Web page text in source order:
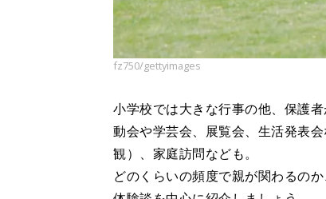
fz750/gettyimages
小学校では大きな行事の他、保護
動会や学芸会、展覧会、生活発表
観）、家庭訪問なども。
どのくらいの頻度で親が関わるの